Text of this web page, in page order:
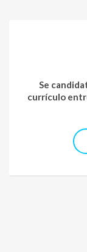
Se
currículo